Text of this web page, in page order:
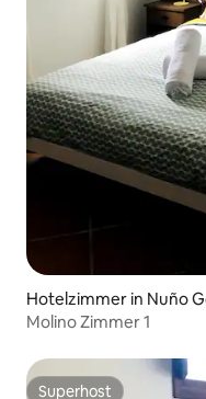
Hotelzimmer in
Molino Zimmer 1
Superhost